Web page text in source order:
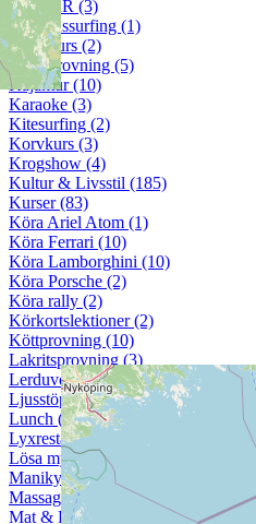
ICEBAR (3)
Inomhussurfing (1)
Kaffekurs (2)
Kaffeprovning (5)
Kajaktur (10)
Karaoke (3)
Kitesurfing (2)
Korvkurs (3)
Krogshow (4)
Kultur & Livsstil (185)
Kurser (83)
Köra Ariel Atom (1)
Köra Ferrari (10)
Köra Lamborghini (10)
Köra Porsche (2)
Köra rally (2)
Körkortslektioner (2)
Köttprovning (10)
Lakritsprovning (3)
Lerduveskytte (1)
Ljusstöpning (2)
Lunch (12)
Lyxrestaurang (7)
Lösa mysterium (14)
Manikyr (8)
Massage (27)
Mat & Restaurang (148)